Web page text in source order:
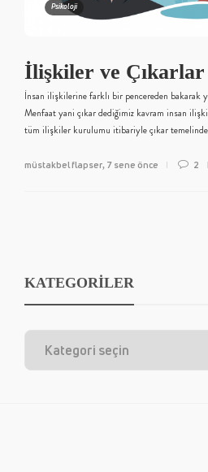
Psikoloji
İlişkiler ve Çıkarlar
İnsan ilişkilerine farklı bir pencereden bakarak
Menfaat yani çıkar dediğimiz kavram insan
tüm ilişkiler kurulumu itibariyle çıkar
müstakbel flapser, 7 sene önce 2
KATEGORİLER